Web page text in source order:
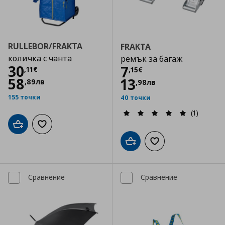
RULLEBOR/FRAKTA
количка с чанта
30,11€
Цена
58,89лв
155 точки
Добави в кошницата
Добави към списъка с любими
FRAKTA
ремък за багаж
7,15€
Цена
13,98лв
40 точки
(1)
Добави в кошницата
Добави към
Сравнение Сравнение